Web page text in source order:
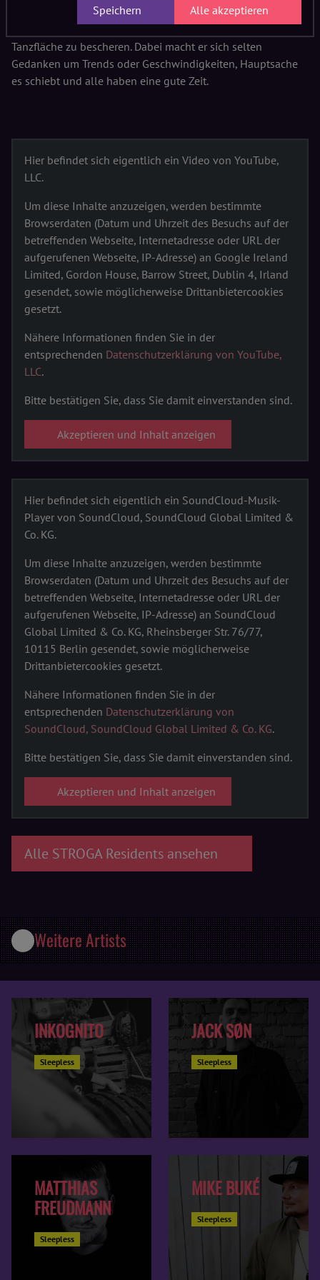
hat sich Inkognito stets weiterentwickelt und seine Sets
stets verfeinert, um den Gästen einen schönen Abend auf der
Tanzfläche zu bescheren. Dabei macht er sich selten
Gedanken um Trends oder Geschwindigkeiten, Hauptsache
es schiebt und alle haben eine gute Zeit.
Hier befindet sich eigentlich ein Video von YouTube,
LLC.
Um diese Inhalte anzuzeigen, werden bestimmte
Browserdaten (Datum und Uhrzeit des Besuchs auf der
betreffenden Webseite, Internetadresse oder URL der
aufgerufenen Webseite, IP-Adresse) an Google Ireland
Limited, Gordon House, Barrow Street, Dublin 4, Irland
gesendet, sowie möglicherweise Drittanbietercookies
gesetzt.
Nähere Informationen finden Sie in der
entsprechenden Datenschutzerklärung von YouTube,
LLC.
Bitte bestätigen Sie, dass Sie damit einverstanden sind.
Akzeptieren und Inhalt anzeigen
Hier befindet sich eigentlich ein SoundCloud-Musik-
Player von SoundCloud, SoundCloud Global Limited &
Co. KG.
Um diese Inhalte anzuzeigen, werden bestimmte
Browserdaten (Datum und Uhrzeit des Besuchs auf der
betreffenden Webseite, Internetadresse oder URL der
aufgerufenen Webseite, IP-Adresse) an SoundCloud
Global Limited & Co. KG, Rheinsberger Str. 76/77,
10115 Berlin gesendet, sowie möglicherweise
Drittanbietercookies gesetzt.
Nähere Informationen finden Sie in der
entsprechenden Datenschutzerklärung von
SoundCloud, SoundCloud Global Limited & Co. KG.
Bitte bestätigen Sie, dass Sie damit einverstanden sind.
Akzeptieren und Inhalt anzeigen
Alle STROGA Residents ansehen
Weitere Artists
INKOGNITO
Sleepless
JACK SØN
Sleepless
MATTHIAS
FREUDMANN
Sleepless
MIKE BUKÉ
Sleepless
Speichern Alle akzeptieren